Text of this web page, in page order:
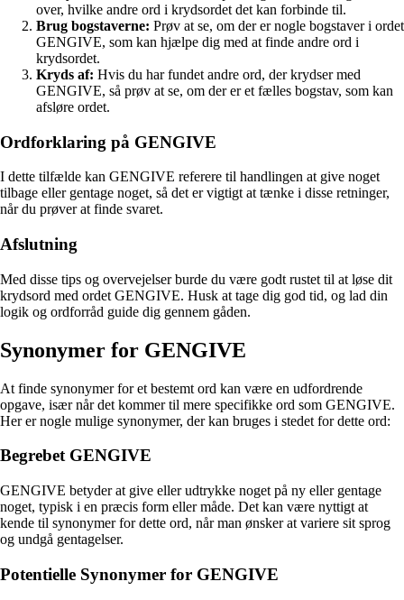
over, hvilke andre ord i krydsordet det kan forbinde til.
Brug bogstaverne: Prøv at se, om der er nogle bogstaver i ordet
GENGIVE, som kan hjælpe dig med at finde andre ord i
krydsordet.
Kryds af: Hvis du har fundet andre ord, der krydser med
GENGIVE, så prøv at se, om der er et fælles bogstav, som kan
afsløre ordet.
Ordforklaring på GENGIVE
I dette tilfælde kan GENGIVE referere til handlingen at give noget
tilbage eller gentage noget, så det er vigtigt at tænke i disse retninger,
når du prøver at finde svaret.
Afslutning
Med disse tips og overvejelser burde du være godt rustet til at løse dit
krydsord med ordet GENGIVE. Husk at tage dig god tid, og lad din
logik og ordforråd guide dig gennem gåden.
Synonymer for GENGIVE
At finde synonymer for et bestemt ord kan være en udfordrende
opgave, især når det kommer til mere specifikke ord som GENGIVE.
Her er nogle mulige synonymer, der kan bruges i stedet for dette ord:
Begrebet GENGIVE
GENGIVE betyder at give eller udtrykke noget på ny eller gentage
noget, typisk i en præcis form eller måde. Det kan være nyttigt at
kende til synonymer for dette ord, når man ønsker at variere sit sprog
og undgå gentagelser.
Potentielle Synonymer for GENGIVE